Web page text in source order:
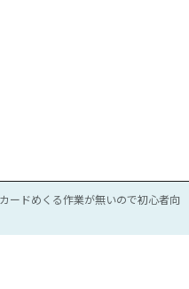
ードめくる作業が無いので初心者向